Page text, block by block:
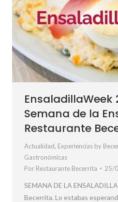
EnsaladillaWeek
Semana de la
Restaurante
Actualidad, Experiencias by
Gastronómicas
Por Restaurante Becerrita 25/
SEMANA DE LA
Becerrita. Lo estabas